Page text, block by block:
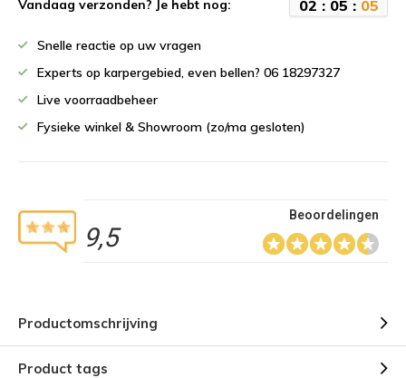
Vandaag verzonden? Je hebt nog: 02 : 05 : 05
Snelle reactie op uw vragen
Experts op karpergebied, even bellen? 06 18297327
Live voorraadbeheer
Fysieke winkel & Showroom (zo/ma gesloten)
9,5
Beoordelingen
Productomschrijving
Product tags